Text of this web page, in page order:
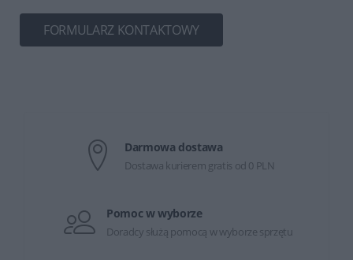
FORMULARZ KONTAKTOWY
Darmowa dostawa
Dostawa kurierem gratis od 0 PLN
Pomoc w wyborze
Doradcy służą pomocą w wyborze sprzętu